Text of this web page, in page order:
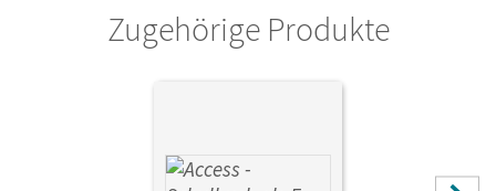
Devlin, Philip; Leithner-Brauns, Annette; Sprunkel, Marcel;
Zugehörige Produkte